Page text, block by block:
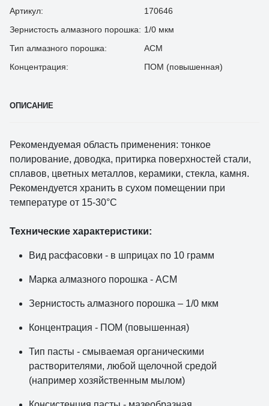
Артикул:
170646
Зернистость алмазного порошка: 1/0 мкм
Тип алмазного порошка:
АСМ
Концентрация:
ПОМ (повышенная)
ОПИСАНИЕ
Рекомендуемая область применения: тонкое
полирование, доводка, притирка поверхностей стали,
сплавов, цветных металлов, керамики, стекла, камня.
Рекомендуется хранить в сухом помещении при
температуре от 15-30°С
Технические характеристики:
Вид расфасовки - в шприцах по 10 грамм
Марка алмазного порошка - АСМ
Зернистость алмазного порошка – 1/0 мкм
Концентрация - ПОМ (повышенная)
Тип пасты - смываемая органическими
растворителями, любой щелочной средой
(например хозяйственным мылом)